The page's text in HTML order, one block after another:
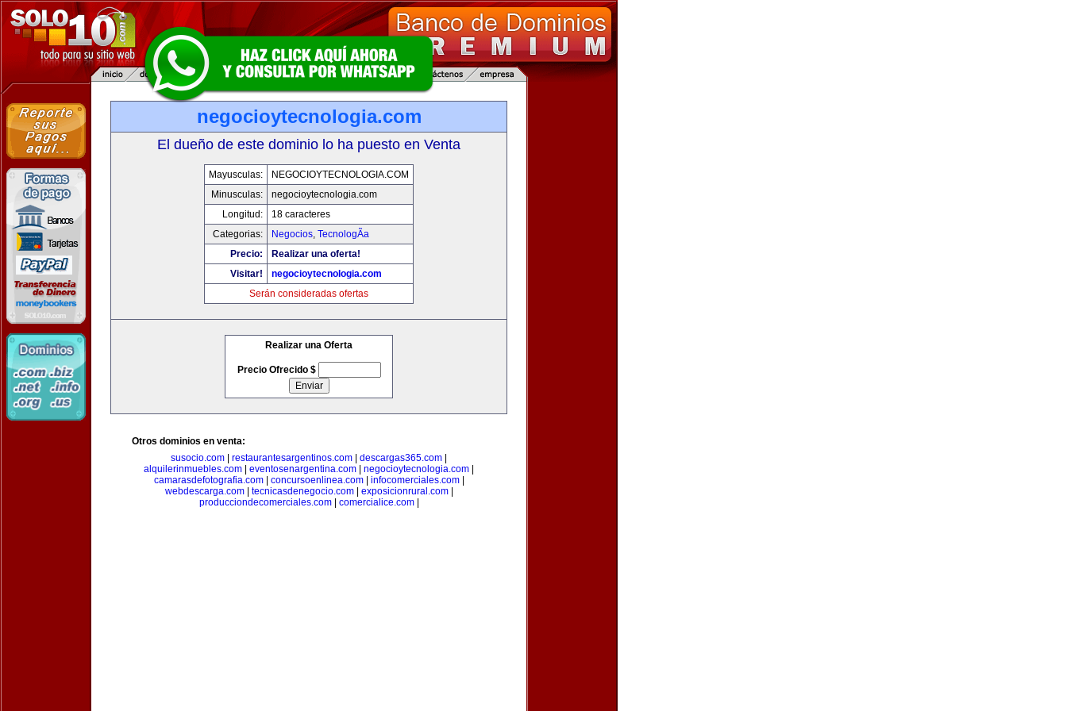
negocioytecnologia.com
El dueño de este dominio lo ha puesto en Venta
Mayusculas:
NEGOCIOYTECNOLOGIA.COM
Minusculas:
negocioytecnologia.com
Longitud:
18 caracteres
Categorias:
Negocios, TecnologÃ­a
Precio:
Realizar una oferta!
Visitar!
negocioytecnologia.com
Serán consideradas ofertas
Realizar una Oferta
Precio Ofrecido $
Otros dominios en venta:
susocio.com
restaurantesargentinos.com descargas365.com
alquilerinmuebles.com
eventosenargentina.com negocioytecnologia.com
camarasdefotografia.com| concursoenlinea.com| infocomerciales.com|
webdescarga.com| tecnicasdenegocio.com| exposicionrural.com|
producciondecomerciales.com| comercialice.com|